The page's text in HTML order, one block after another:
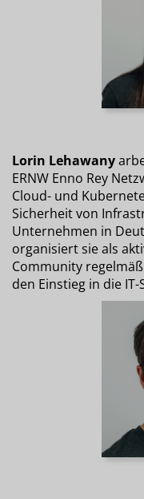
Lorin Lehawany
ERNW Enno Rey
Cloud- und
Sicherheit von
Unternehmen in
organisiert sie als
Community
den Einstieg in die